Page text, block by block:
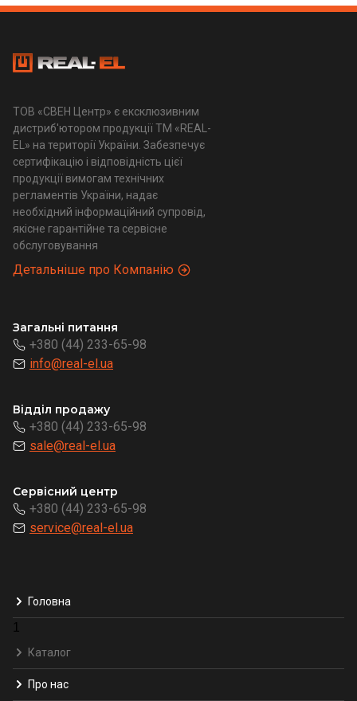
ТОВ «СВЕН Центр» є ексклюзивним
дистриб'ютором продукції ТМ «REAL-
EL» на території України. Забезпечує
сертифікацію і відповідність цієї
продукції вимогам технічних
регламентів України, надає
необхідний інформаційний супровід,
якісне гарантійне та сервісне
обслуговування
Детальніше про Компанію
Загальні питання
+380 (44) 233-65-98
info@real-el.ua
Відділ продажу
+380 (44) 233-65-98
sale@real-el.ua
Сервісний центр
+380 (44) 233-65-98
service@real-el.ua
Головна
1
Каталог
Про нас